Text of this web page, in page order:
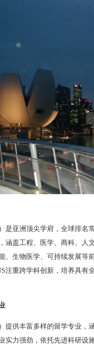
是亚洲顶尖学府，全球排名
涵盖工程、医学、商科、人
、生物医学、可持续发展等
注重跨学科创新，培养具有
提供丰富多样的留学专业，
实力强劲，依托先进科研设